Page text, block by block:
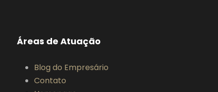
Áreas de Atuação
Blog do Empresário
Contato